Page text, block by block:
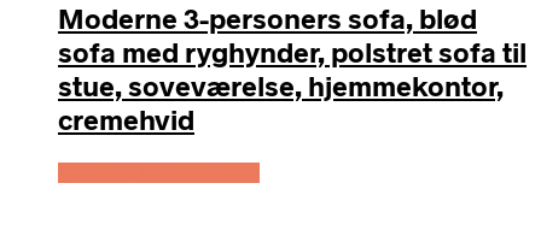
Moderne 3-personers sofa, blød
sofa med ryghynder, polstret sofa til
stue, soveværelse, hjemmekontor,
cremehvid